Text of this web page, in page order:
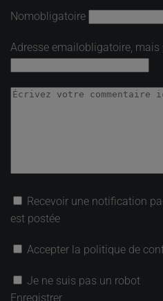
Nomobligatoire
Adresse emailobligatoire, mais
Recevoir une notification
est postée
Accepter la politique de
Je ne suis pas un robot
Enregistrer